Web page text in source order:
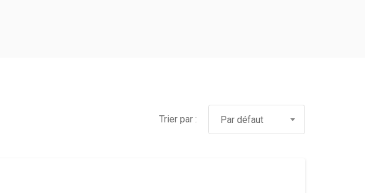
Trier par : Par défaut